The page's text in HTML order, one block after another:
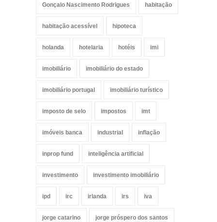
Gonçalo Nascimento Rodrigues habitação
habitação acessível hipoteca
holanda hotelaria hotéis imi
imobiliário imobiliário do estado
imobiliário portugal imobiliário turístico
imposto de selo impostos imt
imóveis banca industrial inflação
inprop fund inteligência artificial
investimento investimento imobiliário
ipd irc irlanda irs iva
jorge catarino jorge próspero dos santos